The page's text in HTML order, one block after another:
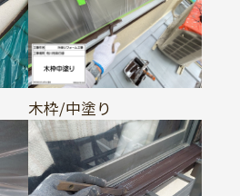
木枠/中塗り